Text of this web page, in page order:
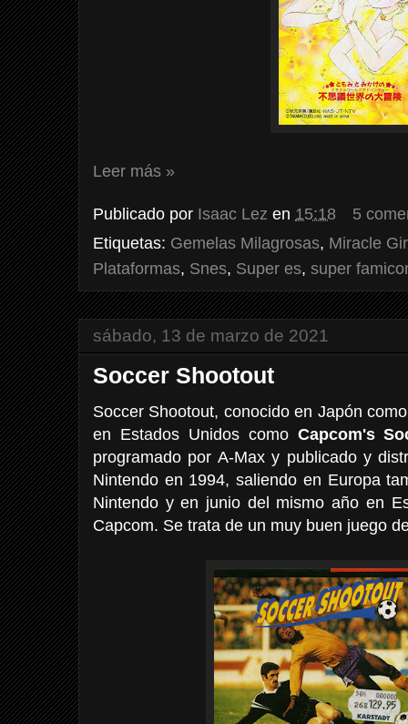
Leer más »
Publicado por Isaac Lez en 15:18
5
Etiquetas: Gemelas Milagrosas, Miracle
Plataformas, Snes, Super es, super
sábado, 13 de marzo de 2021
Soccer Shootout
Soccer Shootout, conocido en Japón
en Estados Unidos como Capcom's
programado por A-Max y publicado y
Nintendo en 1994, saliendo en Europa
Nintendo y en junio del mismo año en
Capcom. Se trata de un muy buen juego